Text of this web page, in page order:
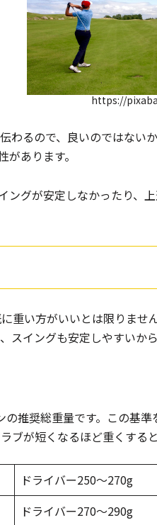
https://
わるので、良いのではな
あります。
ングが安定しなかったり、
重い方がいいとは限りま
イングも安定しやすいから
推奨総重量です。この基
が短くなるほど重くする
ドライバー250〜270g
ドライバー270〜290g